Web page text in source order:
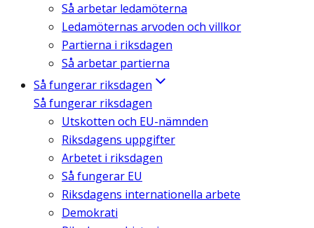
Så arbetar ledamöterna
Ledamöternas arvoden och villkor
Partierna i riksdagen
Så arbetar partierna
Så fungerar riksdagen
Så fungerar riksdagen
Utskotten och EU-nämnden
Riksdagens uppgifter
Arbetet i riksdagen
Så fungerar EU
Riksdagens internationella arbete
Demokrati